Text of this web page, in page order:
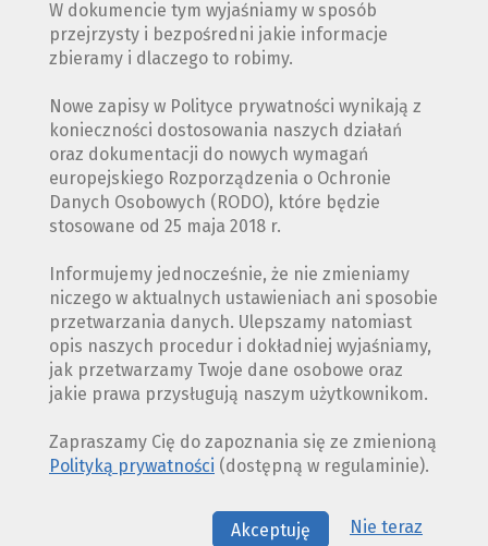
W dokumencie tym wyjaśniamy w sposób
przejrzysty i bezpośredni jakie informacje
zbieramy i dlaczego to robimy.
Nowe zapisy w Polityce prywatności wynikają z
konieczności dostosowania naszych działań
oraz dokumentacji do nowych wymagań
europejskiego Rozporządzenia o Ochronie
Danych Osobowych (RODO), które będzie
stosowane od 25 maja 2018 r.
Informujemy jednocześnie, że nie zmieniamy
niczego w aktualnych ustawieniach ani sposobie
przetwarzania danych. Ulepszamy natomiast
opis naszych procedur i dokładniej wyjaśniamy,
jak przetwarzamy Twoje dane osobowe oraz
jakie prawa przysługują naszym użytkownikom.
Zapraszamy Cię do zapoznania się ze zmienioną
Polityką prywatności (dostępną w regulaminie).
Akceptuję Nie teraz